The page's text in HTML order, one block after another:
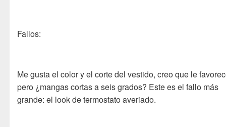
Fallos:
Me gusta el color y el corte del vestido, creo que le
pero ¿mangas cortas a seis grados? Este es el fallo más
grande: el look de termostato averiado.